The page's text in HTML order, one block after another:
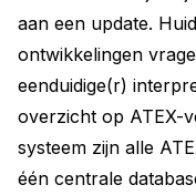
aan een update.
ontwikkelingen
eenduidige(r)
overzicht op ATEX-
systeem zijn alle
één centrale